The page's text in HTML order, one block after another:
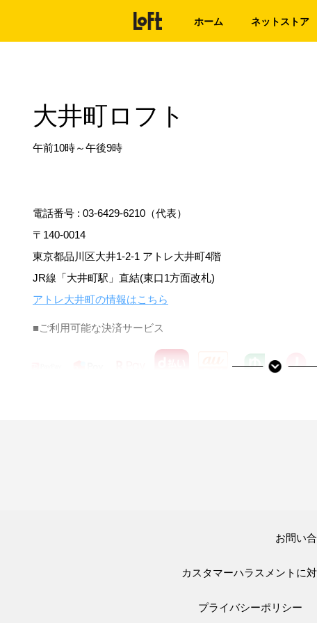
ホーム ネットストア
大井町ロフト
午前10時～午後9時
電話番号 : 03-6429-6210（代表）
〒140-0014
東京都品川区大井1-2-1 アトレ大井町4階
JR線「大井町駅」直結(東口1方面改札)
アトレ大井町の情報はこちら
■ご利用可能な決済サービス
お問い
カスタマーハラスメントに
プライバシーポリシー